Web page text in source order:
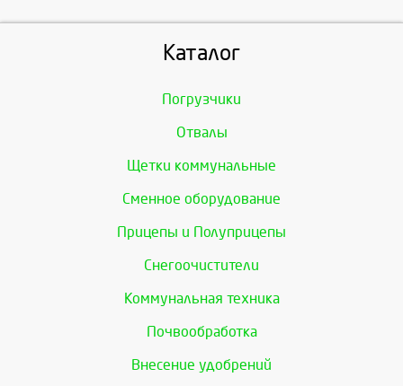
Каталог
Погрузчики
Отвалы
Щетки коммунальные
Сменное оборудование
Прицепы и Полуприцепы
Снегоочистители
Коммунальная техника
Почвообработка
Внесение удобрений